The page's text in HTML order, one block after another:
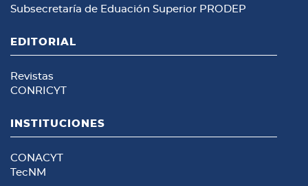
Subsecretaría de Eduación Superior PRODEP
EDITORIAL
Revistas
CONRICYT
INSTITUCIONES
CONACYT
TecNM